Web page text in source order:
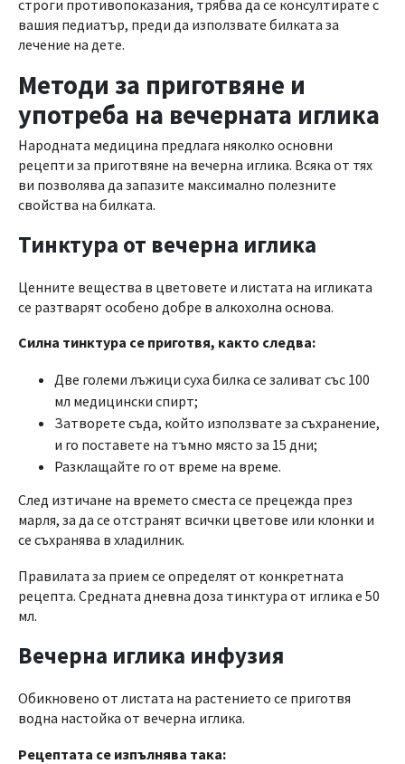
строги противопоказания, трябва да се консултирате с
вашия педиатър, преди да използвате билката за
лечение на дете.
Методи за приготвяне и
употреба на вечерната иглика
Народната медицина предлага няколко основни
рецепти за приготвяне на вечерна иглика. Всяка от тях
ви позволява да запазите максимално полезните
свойства на билката.
Тинктура от вечерна иглика
Ценните вещества в цветовете и листата на игликата
се разтварят особено добре в алкохолна основа.
Силна тинктура се приготвя, както следва:
Две големи лъжици суха билка се заливат със 100
мл медицински спирт;
Затворете съда, който използвате за съхранение,
и го поставете на тъмно място за 15 дни;
Разклащайте го от време на време.
След изтичане на времето сместа се прецежда през
марля, за да се отстранят всички цветове или клонки и
се съхранява в хладилник.
Правилата за прием се определят от конкретната
рецепта. Средната дневна доза тинктура от иглика е 50
мл.
Вечерна иглика инфузия
Обикновено от листата на растението се приготвя
водна настойка от вечерна иглика.
Рецептата се изпълнява така: